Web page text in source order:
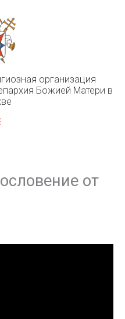
организация
Божией Матери в
от